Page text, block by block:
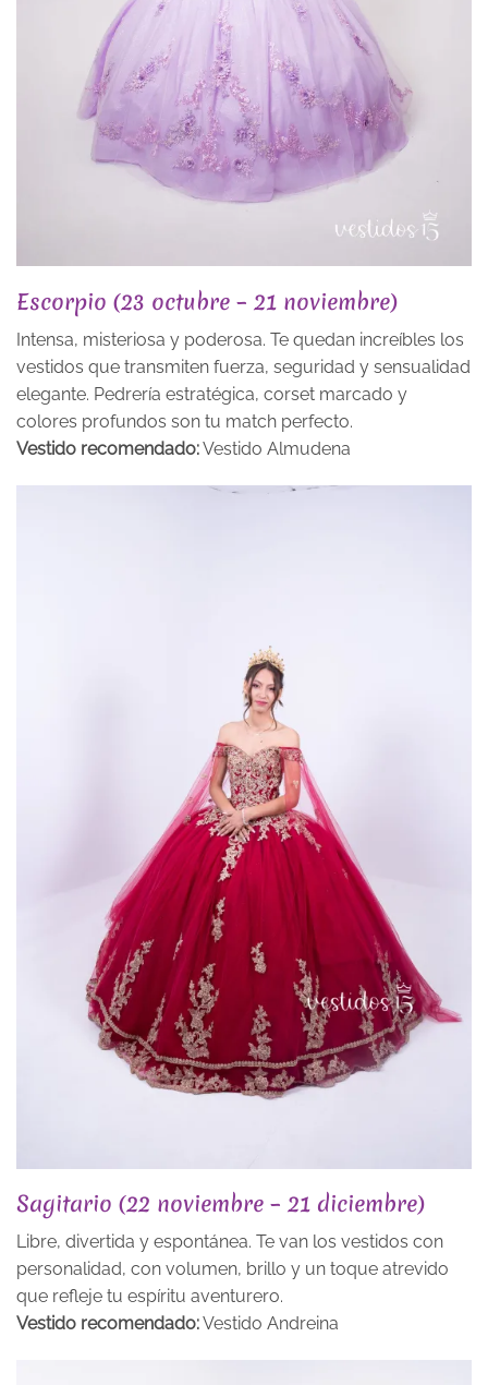
Escorpio (23 octubre – 21 noviembre)
Intensa, misteriosa y poderosa. Te quedan increíbles los
vestidos que transmiten fuerza, seguridad y sensualidad
elegante. Pedrería estratégica, corset marcado y
colores profundos son tu match perfecto.
Vestido recomendado:Vestido Almudena
Sagitario (22 noviembre – 21 diciembre)
Libre, divertida y espontánea. Te van los vestidos con
personalidad, con volumen, brillo y un toque atrevido
que refleje tu espíritu aventurero.
Vestido recomendado:Vestido Andreina